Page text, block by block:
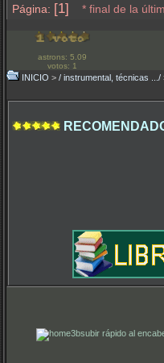
Página: [1] * final de la
astrons: 5.09
votos: 1
INICIO > / instrumental, técnicas .../
subir rápido al